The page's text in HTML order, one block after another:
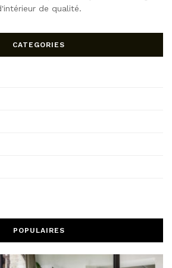
de qualité.
CATEGORIES
POPULAIRES